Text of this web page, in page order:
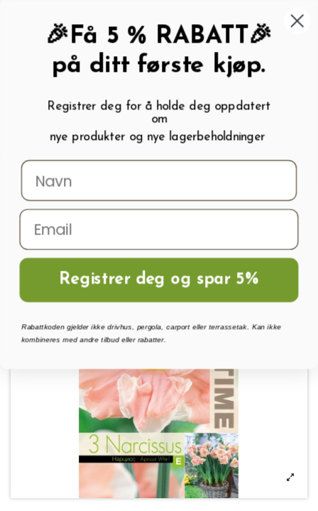
My wishlist ( 0
Menu Søk Logg inn Handlevogn
Hjem
Påskeliljer APRICOT WHIRL Blomsterløk
🎉Få 5 % RABATT🎉
på ditt første kjøp.
Registrer deg for å holde deg oppdatert
om
nye produkter og nye lagerbeholdninger
Registrer deg og spar 5%
Rabattkoden gjelder ikke drivhus, pergola, carport eller terrassetak. Kan ikke
kombineres med andre tilbud eller rabatter.